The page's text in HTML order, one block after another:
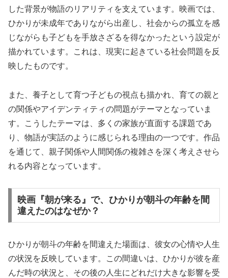
した背景が物語のリアリティを支えています。映画では、
ひかりが未成年でありながら出産し、社会からの孤立を感
じながらも子どもを手放さざるを得なかったという設定が
描かれています。これは、現実に起きている社会問題を反
映したものです。
また、養子として育つ子どもの視点も描かれ、育ての親と
の関係やアイデンティティの問題がテーマとなっていま
す。こうしたテーマは、多くの家族が直面する課題であ
り、物語が実話のように感じられる理由の一つです。作品
を通じて、親子関係や人間関係の複雑さを深く考えさせら
れる内容となっています。
映画『朝が来る』で、ひかりが朝斗の年齢を間
違えたのはなぜか？
ひかりが朝斗の年齢を間違えた場面は、彼女の心情や人生
の状況を反映しています。この間違いは、ひかりが彼を産
んだ時の状況と、その後の人生にどれだけ大きな影響を受